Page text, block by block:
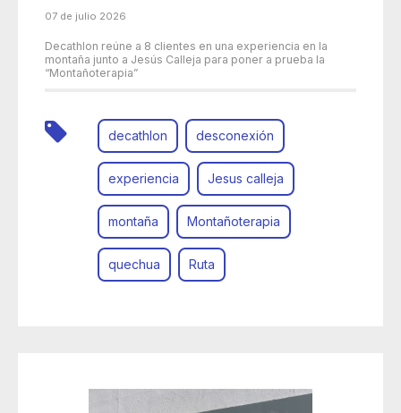
07 de julio 2026
Decathlon reúne a 8 clientes en una experiencia en la
montaña junto a Jesús Calleja para poner a prueba la
“Montañoterapia”
decathlon desconexión
experiencia Jesus calleja
montaña Montañoterapia
quechua Ruta